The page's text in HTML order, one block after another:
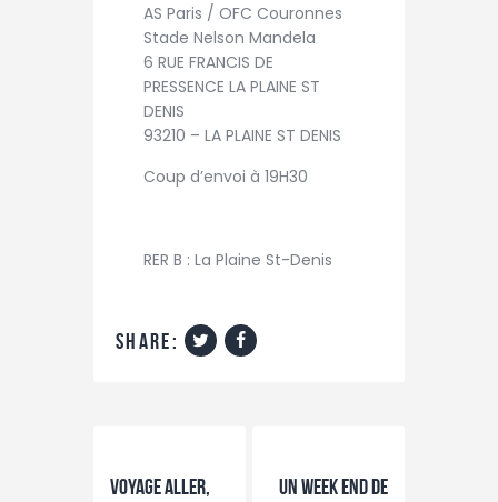
AS Paris / OFC Couronnes
Stade Nelson Mandela
6 RUE FRANCIS DE
PRESSENCE LA PLAINE ST
DENIS
93210 – LA PLAINE ST DENIS
Coup d’envoi à 19H30
RER B : La Plaine St-Denis
share:
Voyage Aller,
Un week end de